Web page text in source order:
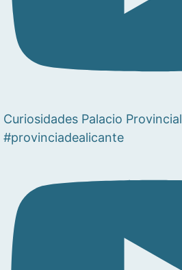
Curiosidades Palacio Provincial
#provinciadealicante